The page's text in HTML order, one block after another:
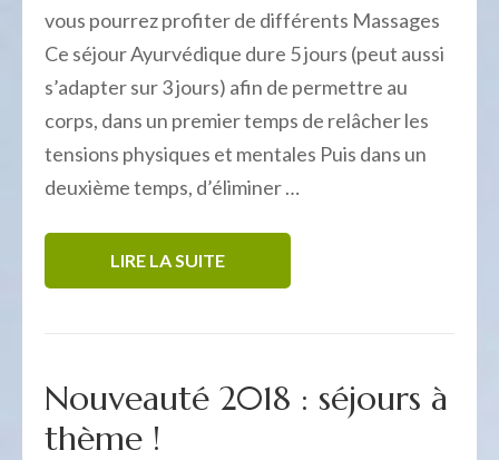
vous pourrez profiter de différents Massages
Ce séjour Ayurvédique dure 5 jours (peut aussi
s’adapter sur 3 jours) afin de permettre au
corps, dans un premier temps de relâcher les
tensions physiques et mentales Puis dans un
deuxième temps, d’éliminer …
LIRE LA SUITE
Nouveauté 2018 : séjours à
thème !